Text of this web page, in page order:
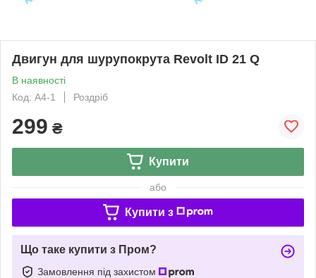
Двигун для шурупокрута Revolt ID 21 Q
В наявності
Код: А4-1
Роздріб
299 ₴
Купити
або
Купити з
Що таке купити з Пром?
Замовлення під захистом